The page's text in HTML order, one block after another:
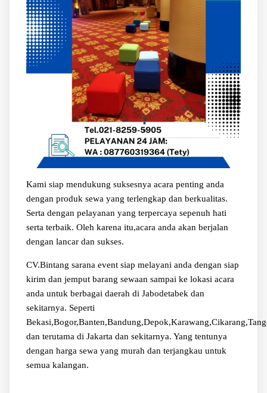
Kami siap mendukung suksesnya acara penting anda
dengan produk sewa yang terlengkap dan berkualitas.
Serta dengan pelayanan yang terpercaya sepenuh hati
serta terbaik. Oleh karena itu,acara anda akan berjalan
dengan lancar dan sukses.
CV.Bintang sarana event siap melayani anda dengan siap
kirim dan jemput barang sewaan sampai ke lokasi acara
anda untuk berbagai daerah di Jabodetabek dan
sekitarnya. Seperti
dan terutama di Jakarta dan sekitarnya. Yang tentunya
dengan harga sewa yang murah dan terjangkau untuk
semua kalangan.